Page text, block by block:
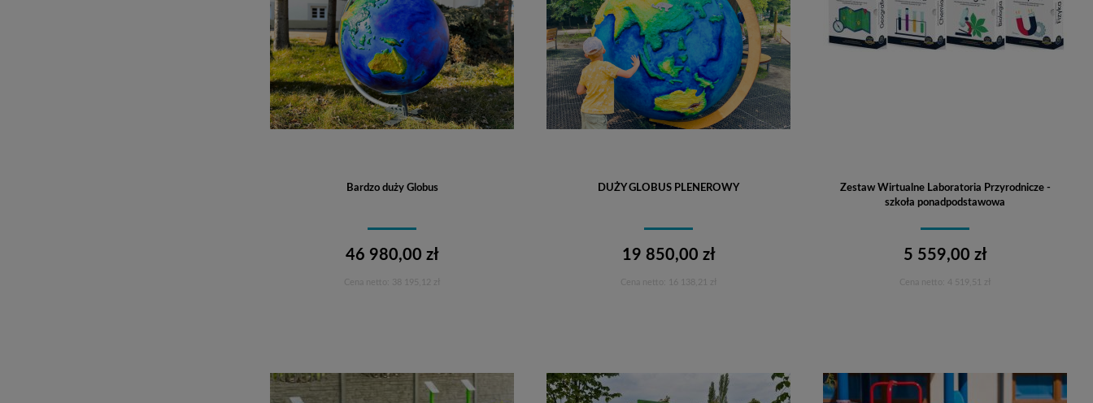
Bardzo duży Globus
46 980,00 zł
38 195,12 zł
DUŻY GLOBUS PLENEROWY
19 850,00 zł
16 138,21 zł
Zestaw Wirtualne Laboratoria Przyrodnicze -
szkoła ponadpodstawowa
5 559,00 zł
4 519,51 zł